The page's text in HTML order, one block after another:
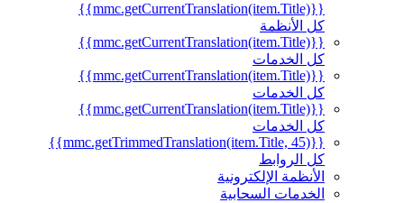
{{mmc.getCurrentTranslation(item.Title)}}
كل الأنظمة
{{mmc.getCurrentTranslation(item.Title)}}
كل الخدمات
{{mmc.getCurrentTranslation(item.Title)}}
كل الخدمات
{{mmc.getCurrentTranslation(item.Title)}}
كل الخدمات
{{mmc.getTrimmedTranslation(item.Title, 45)}}
كل الروابط
الأنظمة الإلكترونية
الخدمات السحابية